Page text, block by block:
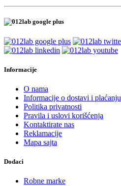
Informacije
O nama
Informacije o dostavi i plaćanju
Politika privatnosti
Pravila i uslovi korišćenja
Kontaktirate nas
Reklamacije
Mapa sajta
Dodaci
Robne marke